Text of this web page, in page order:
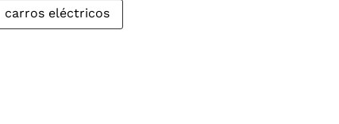
carros eléctricos